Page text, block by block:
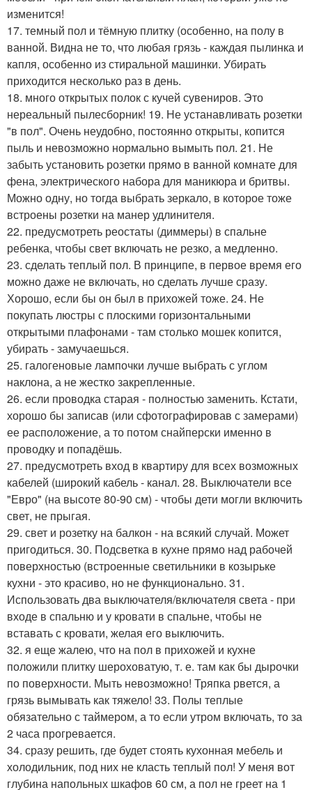
изменится!
17. темный пол и тёмную плитку (особенно, на полу в
ванной. Видна не то, что любая грязь - каждая пылинка и
капля, особенно из стиральной машинки. Убирать
приходится несколько раз в день.
18. много открытых полок с кучей сувениров. Это
нереальный пылесборник! 19. Не устанавливать розетки
"в пол". Очень неудобно, постоянно открыты, копится
пыль и невозможно нормально вымыть пол. 21. Не
забыть установить розетки прямо в ванной комнате для
фена, электрического набора для маникюра и бритвы.
Можно одну, но тогда выбрать зеркало, в которое тоже
встроены розетки на манер удлинителя.
22. предусмотреть реостаты (диммеры) в спальне
ребенка, чтобы свет включать не резко, а медленно.
23. сделать теплый пол. В принципе, в первое время его
можно даже не включать, но сделать лучше сразу.
Хорошо, если бы он был в прихожей тоже. 24. Не
покупать люстры с плоскими горизонтальными
открытыми плафонами - там столько мошек копится,
убирать - замучаешься.
25. галогеновые лампочки лучше выбрать с углом
наклона, а не жестко закрепленные.
26. если проводка старая - полностью заменить. Кстати,
хорошо бы записав (или сфотографировав с замерами)
ее расположение, а то потом снайперски именно в
проводку и попадёшь.
27. предусмотреть вход в квартиру для всех возможных
кабелей (широкий кабель - канал. 28. Выключатели все
"Евро" (на высоте 80-90 см) - чтобы дети могли включить
свет, не прыгая.
29. свет и розетку на балкон - на всякий случай. Может
пригодиться. 30. Подсветка в кухне прямо над рабочей
поверхностью (встроенные светильники в козырьке
кухни - это красиво, но не функционально. 31.
Использовать два выключателя/включателя света - при
входе в спальню и у кровати в спальне, чтобы не
вставать с кровати, желая его выключить.
32. я еще жалею, что на пол в прихожей и кухне
положили плитку шероховатую, т. е. там как бы дырочки
по поверхности. Мыть невозможно! Тряпка рвется, а
грязь вымывать как тяжело! 33. Полы теплые
обязательно с таймером, а то если утром включать, то за
2 часа прогревается.
34. сразу решить, где будет стоять кухонная мебель и
холодильник, под них не класть теплый пол! У меня вот
глубина напольных шкафов 60 см, а пол не греет на 1